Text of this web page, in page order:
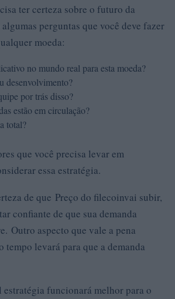
ter certeza sobre o futuro da
perguntas que você deve fazer
moeda:
no mundo real para esta moeda?
desenvolvimento?
por trás disso?
estão em circulação?
total?
que você precisa levar em
essa estratégia.
de que Preço do filecoinvai subir,
confiante de que sua demanda
Outro aspecto que vale a pena
tempo levará para que a demanda
estratégia funcionará melhor para o